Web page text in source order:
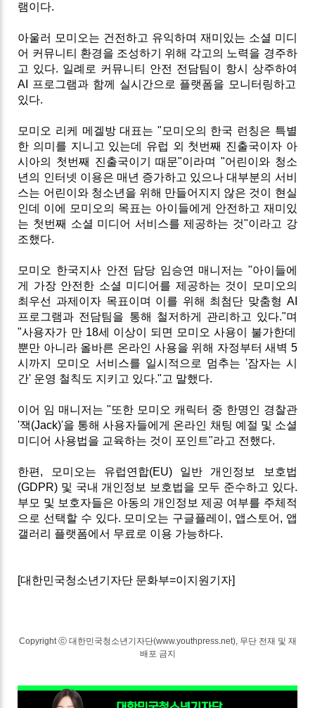
램이다.
아울러 모미오는 건전하고 유익하며 재미있는 소셜 미디
어 커뮤니티 환경을 조성하기 위해 각고의 노력을 경주하
고 있다. 일례로 커뮤니티 안전 전담팀이 항시
상주하여
AI
프로그램과 함께 실시간으로 플랫폼을 모니터링하고
있다.
모미오 리케 메겔방 대표는 " 모미오의 한국 런칭은 특별
한 의미를 지니고 있는데 유럽 외 첫번째 진출국이자 아
시아의
첫번째 진출국이기 때문"이라며 "어린이와 청소
년의 인터넷 이용은 매년 증가하고 있으나 대부분의 서비
스는 어린이와 청소년을 위해 만들어지지 않은 것이
현실
인데
이에 모미오의 목표는 아이들에게 안전하고 재미있
는 첫번째 소셜 미디어 서비스를 제공하는 것"이라고 강
조했다.
모미오 한국지사 안전 담당 임승연 매니저는 "아이들에
게
가장 안전한 소셜 미디어를 제공하는 것이
모미오의
최우선 과제이자 목표이며 이를 위해 최첨단 맞춤형 AI
프로그램과 전담팀을 통해 철저하게 관리하고 있다."며
"사용자가 만18세 이상이 되면 모미오 사용이
불가한데
뿐만 아니라 올바른 온라인 사용을 위해 자정부터 새벽 5
시까지
모미오 서비스를 일시적으로 멈추는 '잠자는 시
간' 운영 철칙도 지키고 있다."고 말했다.
이어 임 매니저는 "또한 모미오 캐릭터 중 한명인 경찰관
'잭(Jack)'을 통해 사용자들에게 온라인 채팅 예절 및 소셜
미디어 사용법을 교육하는 것이 포인트"라고 전했다.
한편 , 모미오는 유럽연합(EU) 일반 개인정보
보호법
(GDPR) 및 국내 개인정보 보호법을 모두 준수하고 있다.
부모 및 보호자들은 아동의 개인정보 제공 여부를 주체적
으로 선택할 수 있다. 모미오는 구글플레이, 앱스토어, 앱
갤러리 플랫폼에서 무료로 이용 가능하다.
[대한민국청소년기자단 문화부=이지원기자]
Copyright ⓒ 대한민국청소년기자단(www.youthpress.net), 무단 전재 및 재
배포 금지